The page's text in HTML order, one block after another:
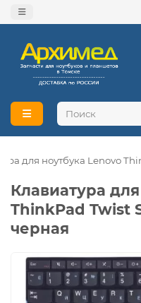
для ноутбука Lenovo
Клавиатура
ThinkPad Twist
черная